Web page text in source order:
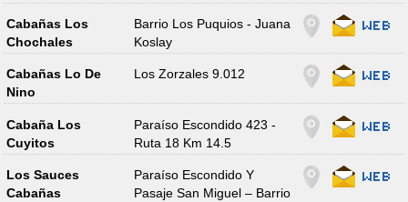
Cabañas Los
Chochales
Barrio Los Puquios - Juana
Koslay
Cabañas Lo De
Nino
Los Zorzales 9.012
Cabaña Los
Cuyitos
Paraíso Escondido 423 -
Ruta 18 Km 14.5
Los Sauces
Cabañas
Paraíso Escondido Y
Pasaje San Miguel – Barrio